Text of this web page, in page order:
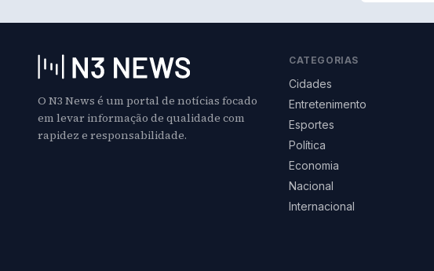
O N3 News é um portal de notícias focado
em levar informação de qualidade com
rapidez e responsabilidade.
CATEGORIAS
Cidades
Entretenimento
Esportes
Política
Economia
Nacional
Internacional